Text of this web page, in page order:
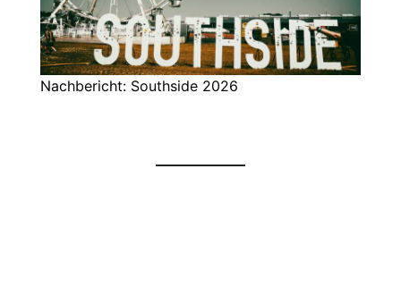
Nachbericht: Southside 2026